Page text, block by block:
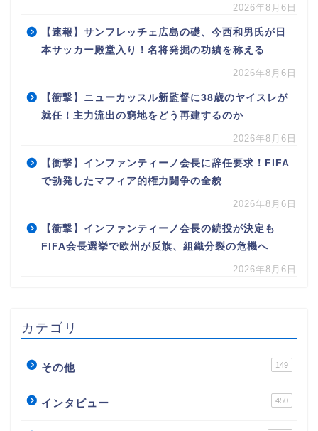
2026年8月6日
【速報】サンフレッチェ広島の礎、今西和男氏が日
本サッカー殿堂入り！名将発掘の功績を称える
2026年8月6日
【衝撃】ニューカッスル新監督に38歳のヤイスレが
就任！主力流出の窮地をどう再建するのか
2026年8月6日
【衝撃】インファンティーノ会長に辞任要求！FIFA
で勃発したマフィア的権力闘争の全貌
2026年8月6日
【衝撃】インファンティーノ会長の続投が決定も
FIFA会長選挙で欧州が反旗、組織分裂の危機へ
2026年8月6日
カテゴリ
その他 149
インタビュー 450